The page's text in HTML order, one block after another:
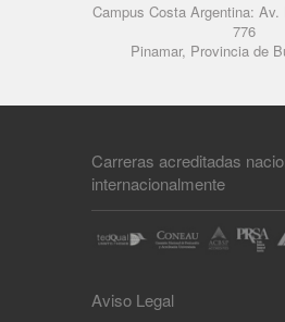
Campus Costa Argentina: Av.
776
Pinamar, Provincia de
Carreras acreditadas
internacionalmente
Aviso Legal